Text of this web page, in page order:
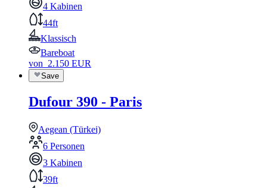
4 Kabinen
44ft
Klassisch
Bareboat
von 2.150 EUR
Save
Dufour 390 - Paris
Aegean (Türkei)
6 Personen
3 Kabinen
39ft